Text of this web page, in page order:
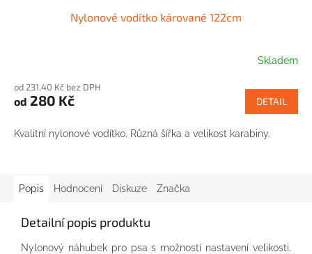
Nylonové vodítko kárované 122cm
Skladem
od 231,40 Kč bez DPH
od 280 Kč DETAIL
Kvalitní nylonové vodítko. Různá šířka a velikost karabiny.
Popis Hodnocení Diskuze Značka
Detailní popis produktu
Nylonový náhubek propsa s možností nastavení velikosti.